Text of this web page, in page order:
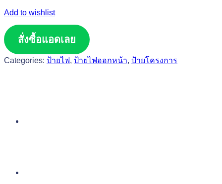
Add to wishlist
สั่งซื้อแอดเลย
Categories: ป้ายไฟ, ป้ายไฟออกหน้า, ป้ายโครงการ